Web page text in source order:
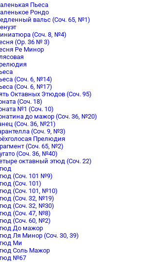
Пьеса
Рондо
вальс (Соч. 65, №1)
(Соч. 8, №4)
(Op. 36 № 3)
Ре Минор
(Соч. 6, №14)
(Соч. 6, №17)
Октавных Этюдов (Соч. 95)
(Соч. 18)
№1 (Соч. 10)
до мажор (Соч. 36, №20)
(Соч. 36, №21)
(Соч. 9, №3)
Прелюдия
(Соч. 65, №2)
(Соч. 36, №40)
октавный этюд (Соч. 22)
(Соч. 101 №9)
(Соч. 101)
(Соч. 101, №10)
(Соч. 32, №19)
(Соч. 32, №30)
(Соч. 47, №8)
(Соч. 60, №2)
До мажор
Ля Минор (Соч. 30, 39)
Ми
Соль Мажор
№67